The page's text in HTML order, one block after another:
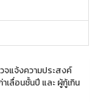
จแจ้งความประสงค์
เลื่อนชั้นปี และ ผู้กู้เกิน